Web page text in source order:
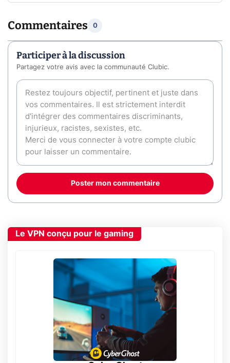
Commentaires 0
Participer à la discussion
Partagez votre avis avec la communauté Clubic.
Poster mon commentaire
Le VPN conçu pour le gaming